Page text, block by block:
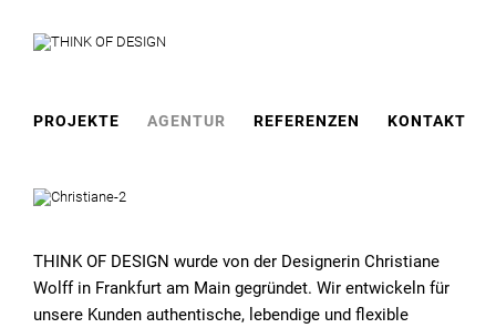
PROJEKTE AGENTUR REFERENZEN KONTAKT
THINK OF DESIGN wurde von der Designerin Christiane
Wolff in Frankfurt am Main gegründet. Wir entwickeln für
unsere Kunden authentische, lebendige und flexible